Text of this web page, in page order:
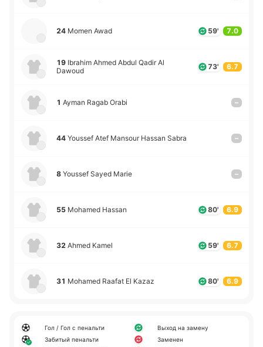
24 Momen Awad 59' 7.0
19 Ibrahim Ahmed Abdul Qadir Al
Dawoud
73' 6.7
1 Ayman Ragab Orabi –
44 Youssef Atef Mansour Hassan Sabra –
8 Youssef Sayed Marie –
55 Mohamed Hassan 80' 6.9
32 Ahmed Kamel 59' 6.7
31 Mohamed Raafat El Kazaz 80' 6.9
Гол / Гол с пенальти
Забитый пенальти
Выход на замену
Заменен